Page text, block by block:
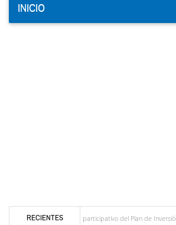
INICIO
RECIENTES
participativo del Plan de Inversión 2027